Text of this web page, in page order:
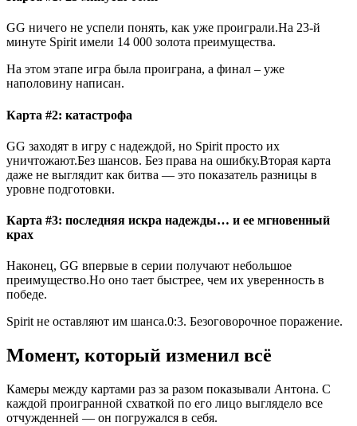
GG ничего не успели понять, как уже проиграли.На 23-й
минуте Spirit имели 14 000 золота преимущества.
На этом этапе игра была проиграна, а финал – уже
наполовину написан.
Карта #2: катастрофа
GG заходят в игру с надеждой, но Spirit просто их
уничтожают.Без шансов. Без права на ошибку.Вторая карта
даже не выглядит как битва — это показатель разницы в
уровне подготовки.
Карта #3: последняя искра надежды… и ее мгновенный
крах
Наконец, GG впервые в серии получают небольшое
преимущество.Но оно тает быстрее, чем их уверенность в
победе.
Spirit не оставляют им шанса.0:3. Безоговорочное поражение.
Момент, который изменил всё
Камеры между картами раз за разом показывали Антона. С
каждой проигранной схваткой по его лицо выглядело все
отчужденней — он погружался в себя.